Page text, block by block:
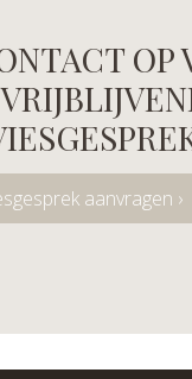
OP
aanvragen ›